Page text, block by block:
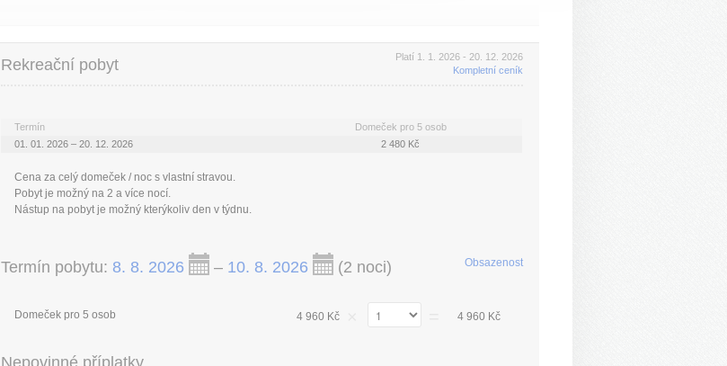
Rekreační pobyt
Platí 1. 1. 2026 - 20. 12. 2026
Kompletní ceník
Termín
Domeček pro 5 osob
01. 01. 2026 – 20. 12. 2026
2 480 Kč
Cena za celý domeček / noc s vlastní stravou.
Pobyt je možný na 2 a více nocí.
Nástup na pobyt je možný kterýkoliv den v týdnu.
Obsazenost
Termín pobytu: 8. 8. 2026 – 10. 8. 2026 (2 noci)
Domeček pro 5 osob 4 960 Kč 4 960 Kč
Nepovinné příplatky